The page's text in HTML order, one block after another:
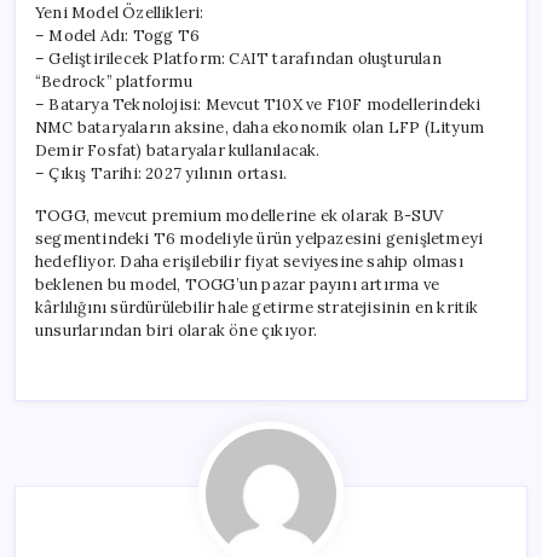
Yeni Model Özellikleri:
– Model Adı: Togg T6
– Geliştirilecek Platform: CAIT tarafından oluşturulan
“Bedrock” platformu
– Batarya Teknolojisi: Mevcut T10X ve F10F modellerindeki
NMC bataryaların aksine, daha ekonomik olan LFP (Lityum
Demir Fosfat) bataryalar kullanılacak.
– Çıkış Tarihi: 2027 yılının ortası.
TOGG, mevcut premium modellerine ek olarak B-SUV
segmentindeki T6 modeliyle ürün yelpazesini genişletmeyi
hedefliyor. Daha erişilebilir fiyat seviyesine sahip olması
beklenen bu model, TOGG’un pazar payını artırma ve
kârlılığını sürdürülebilir hale getirme stratejisinin en kritik
unsurlarından biri olarak öne çıkıyor.